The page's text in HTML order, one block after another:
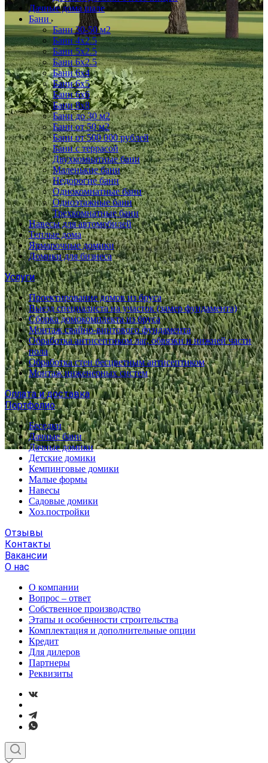
Дачные дома шале
Бани
Бани 30-50 м2
Бани 4x2.5
Бани 5x2.5
Бани 6x2.5
Бани 6х4
Бани 6х5
Бани 6х6
Бани 8x8
Бани до 30 м2
Бани от 50 м2
Бани от 500 000 рублей
Бани с террасой
Двухкомнатные бани
Маленькие бани
Недорогие бани
Однокомнатные бани
Одноэтажные бани
Трехкомнатные бани
Навесы для автомобилей
Теплые дома
Ярмарочные домики
Домики для бизнеса
Услуги
Проектирование домов из бруса
Выезд специалиста на участок (замер фундамента)
Сборка домокомплекта из бруса
Монтаж свайно-винтового фундамента
Обработка антисептиком лаг, обвязки и нижней части
пола
Обработка стен бесцветным антисептиком
Монтаж инженерных систем
Оплата и доставка
Портфолио
Беседки
Дачные бани
Дачные домики
Детские домики
Кемпинговые домики
Малые формы
Навесы
Садовые домики
Хоз.постройки
Отзывы
Контакты
Вакансии
О нас
О компании
Вопрос – ответ
Собственное производство
Этапы и особенности строительства
Комплектация и дополнительные опции
Кредит
Для дилеров
Партнеры
Реквизиты